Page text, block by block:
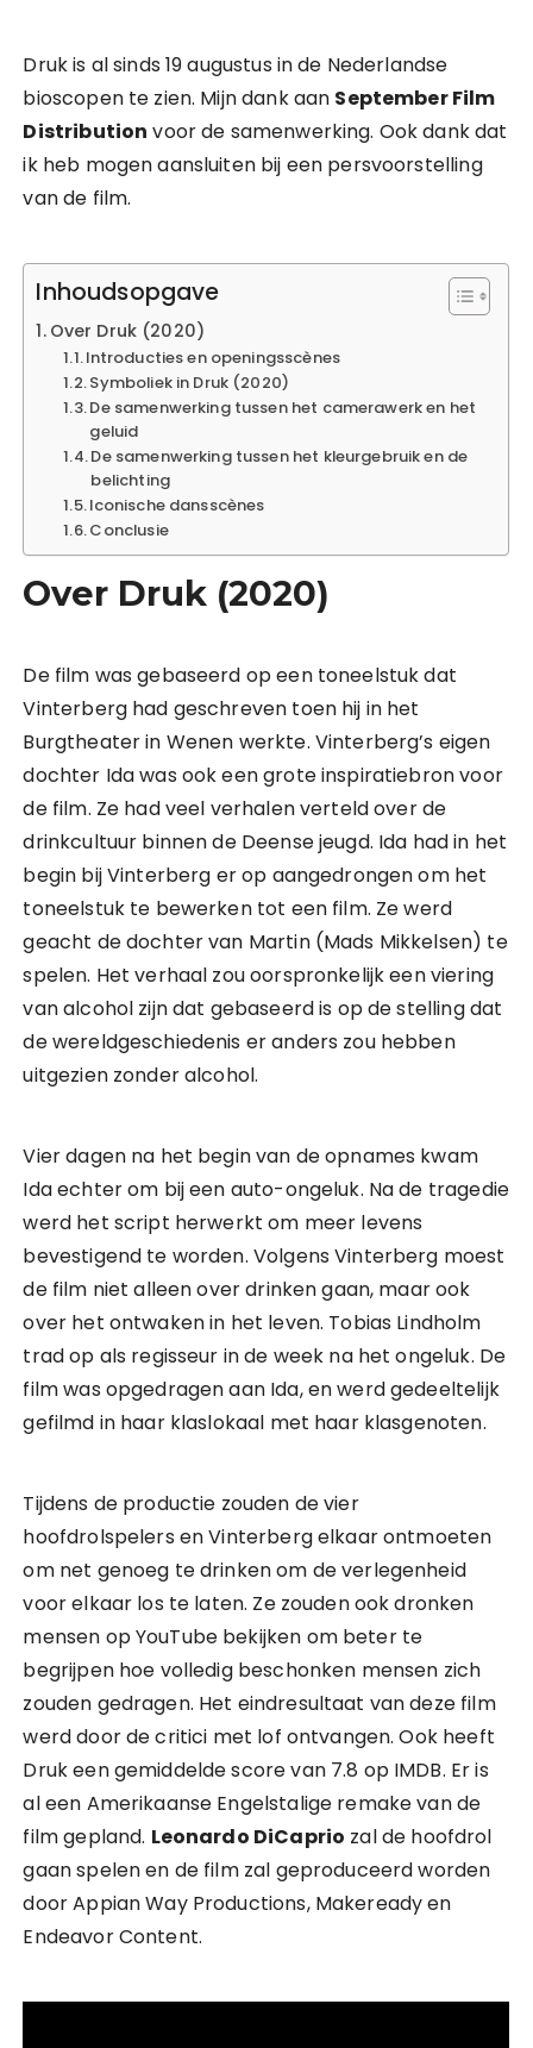
Druk is al sinds 19 augustus in de Nederlandse
bioscopen te zien. Mijn dank aan September Film
Distribution voor de samenwerking. Ook dank dat
ik heb mogen aansluiten bij een persvoorstelling
van de film.
Inhoudsopgave
Over Druk (2020)
Introducties en openingsscènes
Symboliek in Druk (2020)
De samenwerking tussen het camerawerk en het
geluid
De samenwerking tussen het kleurgebruik en de
belichting
Iconische dansscènes
Conclusie
Over Druk (2020)
De film was gebaseerd op een toneelstuk dat
Vinterberg had geschreven toen hij in het
Burgtheater in Wenen werkte. Vinterberg’s eigen
dochter Ida was ook een grote inspiratiebron voor
de film. Ze had veel verhalen verteld over de
drinkcultuur binnen de Deense jeugd. Ida had in het
begin bij Vinterberg er op aangedrongen om het
toneelstuk te bewerken tot een film. Ze werd
geacht de dochter van Martin (Mads Mikkelsen) te
spelen. Het verhaal zou oorspronkelijk een viering
van alcohol zijn dat gebaseerd is op de stelling dat
de wereldgeschiedenis er anders zou hebben
uitgezien zonder alcohol.
Vier dagen na het begin van de opnames kwam
Ida echter om bij een auto-ongeluk. Na de tragedie
werd het script herwerkt om meer levens
bevestigend te worden. Volgens Vinterberg moest
de film niet alleen over drinken gaan, maar ook
over het ontwaken in het leven. Tobias Lindholm
trad op als regisseur in de week na het ongeluk. De
film was opgedragen aan Ida, en werd gedeeltelijk
gefilmd in haar klaslokaal met haar klasgenoten.
Tijdens de productie zouden de vier
hoofdrolspelers en Vinterberg elkaar ontmoeten
om net genoeg te drinken om de verlegenheid
voor elkaar los te laten. Ze zouden ook dronken
mensen op YouTube bekijken om beter te
begrijpen hoe volledig beschonken mensen zich
zouden gedragen. Het eindresultaat van deze film
werd door de critici met lof ontvangen. Ook heeft
Druk een gemiddelde score van 7.8 op IMDB. Er is
al een Amerikaanse Engelstalige remake van de
film gepland. Leonardo DiCaprio zal de hoofdrol
gaan spelen en de film zal geproduceerd worden
door Appian Way Productions, Makeready en
Endeavor Content.